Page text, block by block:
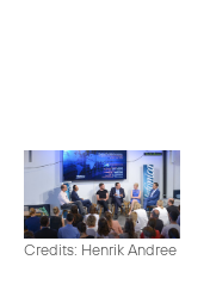
Credits: Henrik Andree